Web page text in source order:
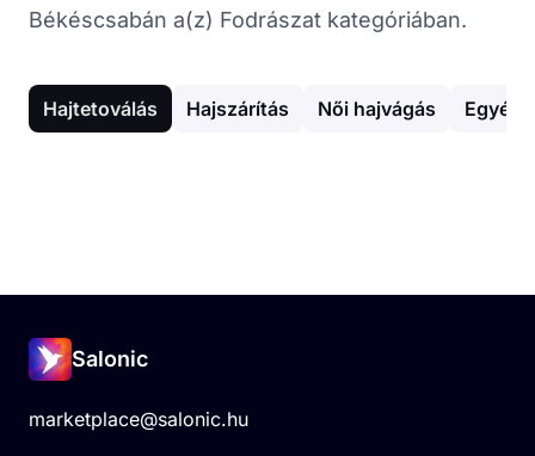
Békéscsabán a(z) Fodrászat kategóriában.
Hajtetoválás Hajszárítás Női hajvágás Egyéb
Salonic
marketplace@salonic.hu